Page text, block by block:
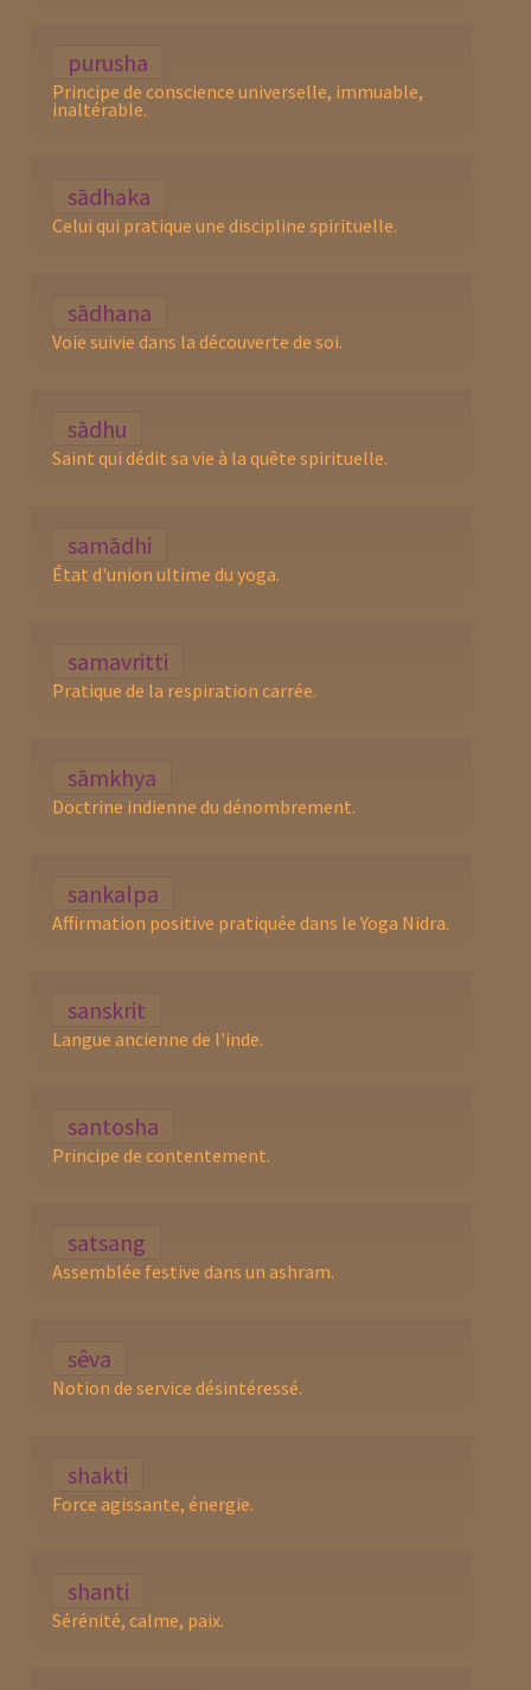
purusha
Principe de conscience universelle, immuable,
inaltérable.
sādhaka
Celui qui pratique une discipline spirituelle.
sādhana
Voie suivie dans la découverte de soi.
sādhu
Saint qui dédit sa vie à la quête spirituelle.
samādhi
État d'union ultime du yoga.
samavritti
Pratique de la respiration carrée.
sāmkhya
Doctrine indienne du dénombrement.
sankalpa
Affirmation positive pratiquée dans le Yoga Nidra.
sanskrit
Langue ancienne de l'inde.
santosha
Principe de contentement.
satsang
Assemblée festive dans un ashram.
sêva
Notion de service désintéressé.
shakti
Force agissante, énergie.
shanti
Sérénité, calme, paix.